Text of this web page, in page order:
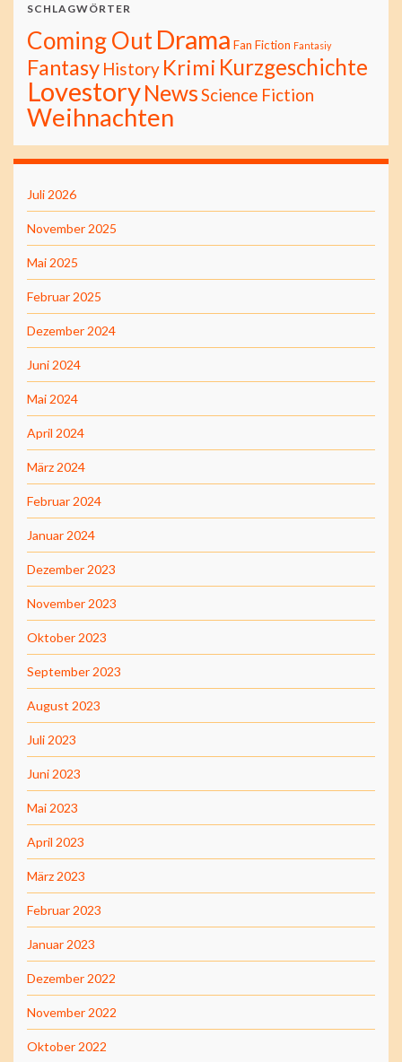
SCHLAGWÖRTER
Coming OutDrama Fan Fiction Fantasiy
Fantasy History Krimi Kurzgeschichte
LovestoryNewsScience Fiction
Weihnachten
Juli 2026
November 2025
Mai 2025
Februar 2025
Dezember 2024
Juni 2024
Mai 2024
April 2024
März 2024
Februar 2024
Januar 2024
Dezember 2023
November 2023
Oktober 2023
September 2023
August 2023
Juli 2023
Juni 2023
Mai 2023
April 2023
März 2023
Februar 2023
Januar 2023
Dezember 2022
November 2022
Oktober 2022